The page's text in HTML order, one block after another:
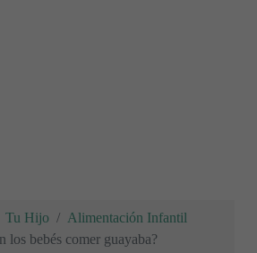
Tu Hijo
Alimentación Infantil
los bebés comer guayaba?